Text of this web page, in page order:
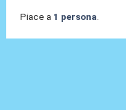
Piace a 1 persona.